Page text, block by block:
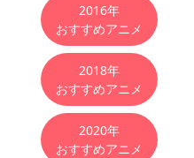
2016年
おすすめアニメ
2018年
おすすめアニメ
2020年
おすすめアニメ